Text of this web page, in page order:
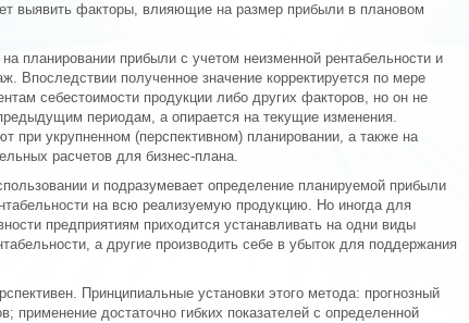
выявить факторы, влияющие на размер прибыли в плановом
планировании прибыли с учетом неизменной рентабельности и
Впоследствии полученное значение корректируется по мере
себестоимости продукции либо других факторов, но он не
периодам, а опирается на текущие изменения.
при укрупненном (перспективном) планировании, а также на
расчетов для бизнес-плана.
и подразумевает определение планируемой прибыли
на всю реализуемую продукцию. Но иногда для
предприятиям приходится устанавливать на одни виды
а другие производить себе в убыток для поддержания
Принципиальные установки этого метода: прогнозный
применение достаточно гибких показателей с определенной